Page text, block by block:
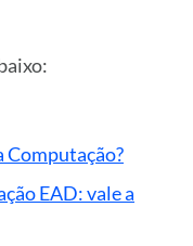
Computação?
EAD: vale a